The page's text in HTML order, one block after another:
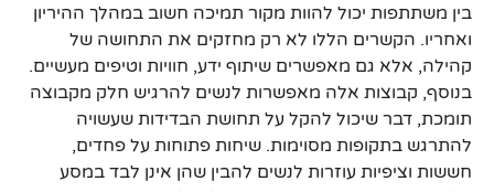
בין משתתפות יכול להוות מקור תמיכה חשוב במהלך ההיריון
ואחריו. הקשרים הללו לא רק מחזקים את התחושה של
קהילה, אלא גם מאפשרים שיתוף ידע, חוויות וטיפים מעשיים.
בנוסף, קבוצות אלה מאפשרות לנשים להרגיש חלק מקבוצה
תומכת, דבר שיכול להקל על תחושת הבדידות שעשויה
להתרגש בתקופות מסוימות. שיחות פתוחות על פחדים,
חששות וציפיות עוזרות לנשים להבין שהן אינן לבד במסע